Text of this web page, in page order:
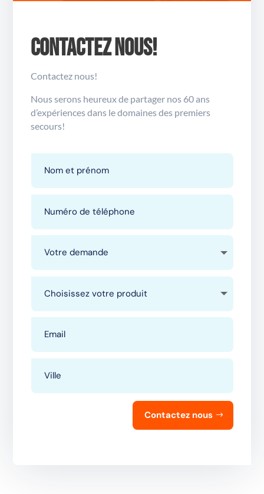
Contactez nous!
Contactez nous!
Nous serons heureux de partager nos 60 ans
d’expériences dans le domaines des premiers
secours!
Contactez nous